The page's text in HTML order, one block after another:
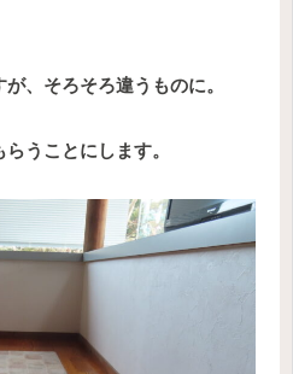
、そろそろ違うものに。
うことにします。